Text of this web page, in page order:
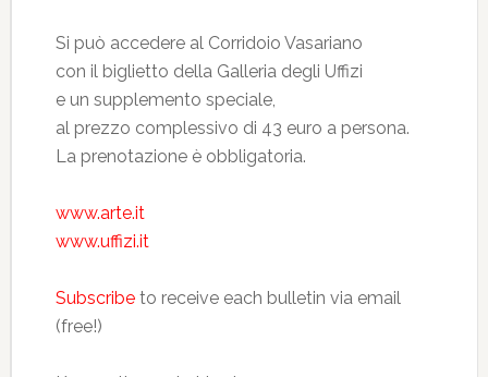
Si può accedere al Corridoio Vasariano
con il biglietto della Galleria degli Uffizi
e un supplemento speciale,
al prezzo complessivo di 43 euro a persona.
La prenotazione è obbligatoria.
www.arte.it
www.uffizi.it
Subscribeto receive each bulletin via email
(free!)